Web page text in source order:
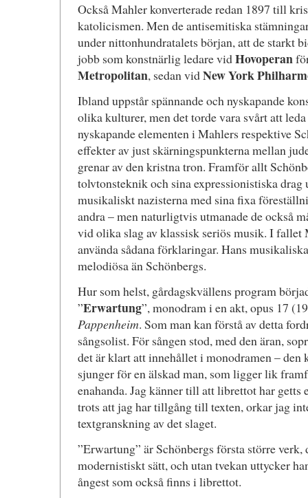
Också Mahler konverterade redan 1897 till
katolicismen. Men de antisemitiska
under nittonhundratalets början, att de starkt
jobb som konstnärlig ledare vidHovoperan
Metropolitan, sedan vidNew York
Ibland uppstår spännande och nyskapande
olika kulturer, men det torde vara svårt att
nyskapande elementen i Mahlers respektive
effekter av just skärningspunkterna mellan
grenar av den kristna tron. Framför allt
tolvtonsteknik och sina expressionistiska drag
musikaliskt nazisterna med sina fixa
andra – men naturligtvis utmanade de också
vid olika slag av klassisk seriös musik. I fallet
använda sådana förklaringar. Hans
melodiösa än Schönbergs.
Hur som helst, gårdagskvällens program
”Erwartung”, monodram i en akt, opus 17
Pappenheim. Som man kan förstå av detta
sångsolist. För sången stod, med den äran,
det är klart att innehållet i monodramen – den
sjunger för en älskad man, som ligger lik
enahanda. Jag känner till att librettot har
trots att jag har tillgång till texten, orkar jag
textgranskning av det slaget.
”Erwartung” är Schönbergs första större verk,
modernistiskt sätt, och utan tvekan uttycker
ångest som också finns i librettot.